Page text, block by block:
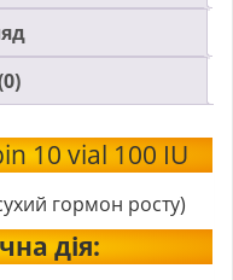
10 vial 100 IU
гормон росту)
дія: